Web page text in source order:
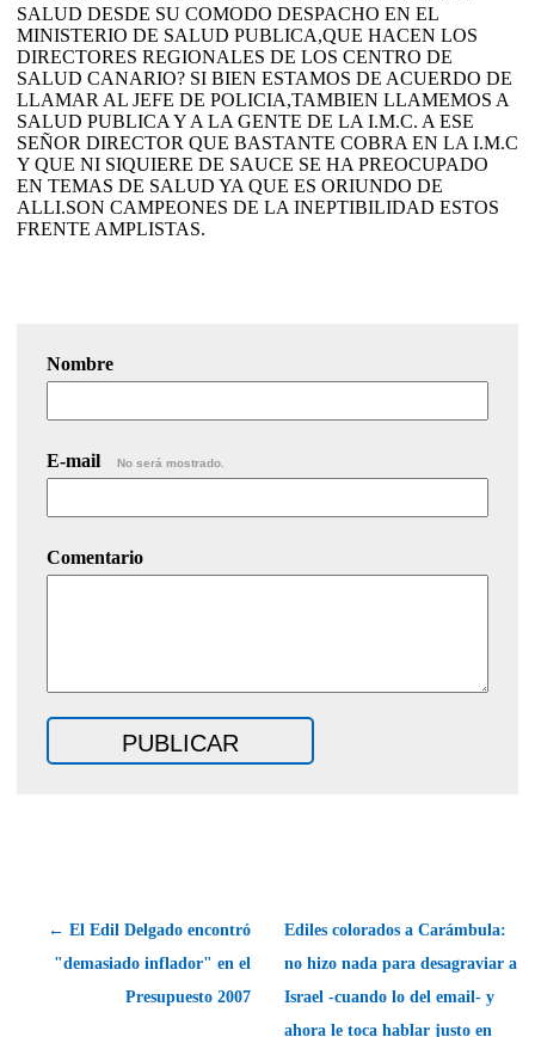
SALUD DESDE SU COMODO DESPACHO EN EL
MINISTERIO DE SALUD PUBLICA,QUE HACEN LOS
DIRECTORES REGIONALES DE LOS CENTRO DE
SALUD CANARIO? SI BIEN ESTAMOS DE ACUERDO DE
LLAMAR AL JEFE DE POLICIA,TAMBIEN LLAMEMOS A
SALUD PUBLICA Y A LA GENTE DE LA I.M.C. A ESE
SEÑOR DIRECTOR QUE BASTANTE COBRA EN LA I.M.C
Y QUE NI SIQUIERE DE SAUCE SE HA PREOCUPADO
EN TEMAS DE SALUD YA QUE ES ORIUNDO DE
ALLI.SON CAMPEONES DE LA INEPTIBILIDAD ESTOS
FRENTE AMPLISTAS.
Nombre
E-mail No será mostrado.
Comentario
← El Edil Delgado encontró
"demasiado inflador" en el
Presupuesto 2007
Ediles colorados a Carámbula:
no hizo nada para desagraviar a
Israel -cuando lo del email- y
ahora le toca hablar justo en